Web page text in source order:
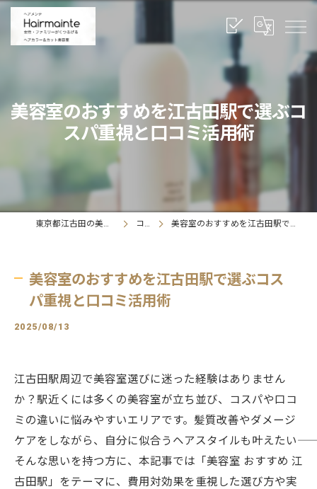
美容室のおすすめを江古田駅で選ぶコ
スパ重視と口コミ活用術
東京都江古田の美容室ならヘアメンテ コラム 美容室のおすすめを江古田駅で選ぶコスパ重視と口コミ活用術
美容室のおすすめを江古田駅で選ぶコス
パ重視と口コミ活用術
2025/08/13
江古田駅周辺で美容室選びに迷った経験はありません
か？駅近くには多くの美容室が立ち並び、コスパや口コ
ミの違いに悩みやすいエリアです。髪質改善やダメージ
ケアをしながら、自分に似合うヘアスタイルも叶えたい――
そんな思いを持つ方に、本記事では「美容室 おすすめ 江
古田駅」をテーマに、費用対効果を重視した選び方や実